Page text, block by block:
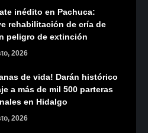
inédito en Pachuca:
rehabilitación de cría de
peligro de extinción
2026
de vida! Darán histórico
a más de mil 500 parteras
en Hidalgo
2026